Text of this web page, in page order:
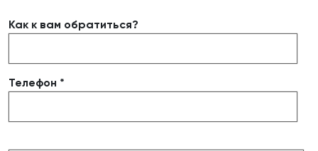
Как к вам обратиться?
Телефон *